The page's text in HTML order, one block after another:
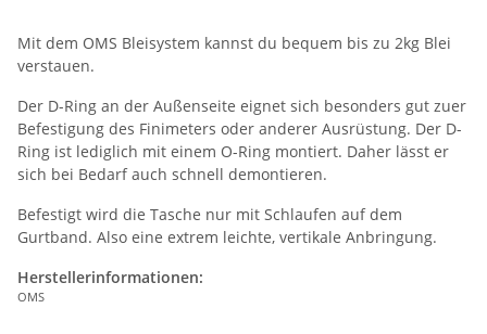
Mit dem OMS Bleisystem kannst du bequem bis zu 2kg Blei
verstauen.
Der D-Ring an der Außenseite eignet sich besonders gut zuer
Befestigung des Finimeters oder anderer Ausrüstung. Der D-
Ring ist lediglich mit einem O-Ring montiert. Daher lässt er
sich bei Bedarf auch schnell demontieren.
Befestigt wird die Tasche nur mit Schlaufen auf dem
Gurtband. Also eine extrem leichte, vertikale Anbringung.
Herstellerinformationen:
OMS